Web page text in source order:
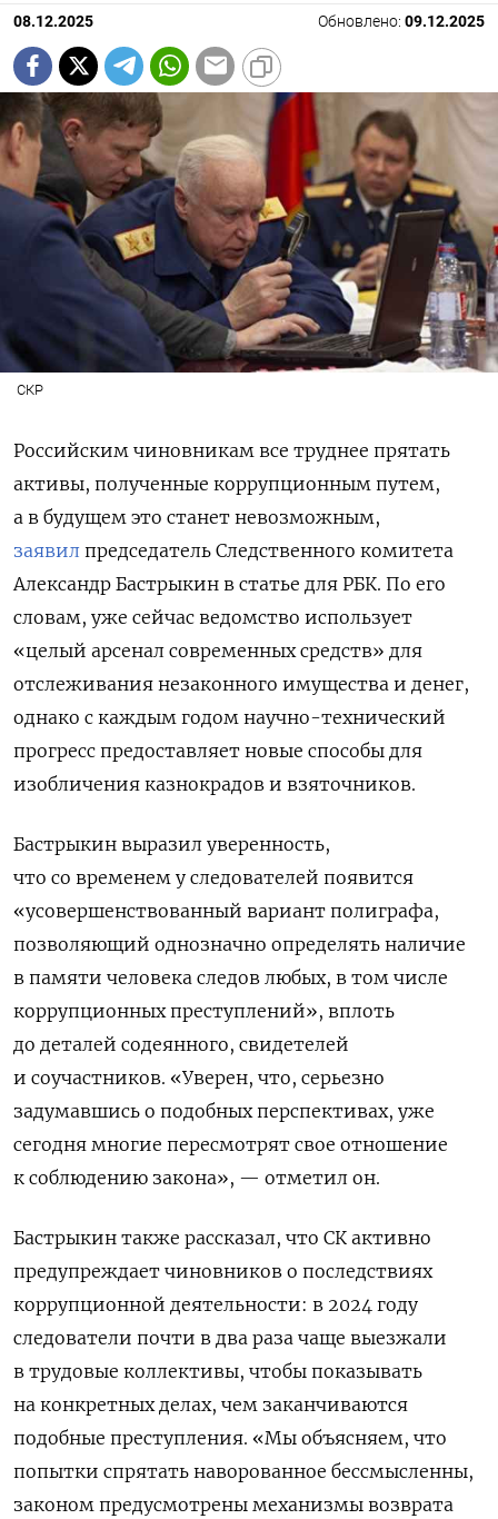
08.12.2025 Обновлено: 09.12.2025
СКР
Российским чиновникам все труднее прятать
активы, полученные коррупционным путем,
а в будущем это станет невозможным,
заявил председатель Следственного комитета
Александр Бастрыкин в статье для РБК. По его
словам, уже сейчас ведомство использует
«целый арсенал современных средств» для
отслеживания незаконного имущества и денег,
однако с каждым годом научно-технический
прогресс предоставляет новые способы для
изобличения казнокрадов и взяточников.
Бастрыкин выразил уверенность,
что со временем у следователей появится
«усовершенствованный вариант полиграфа,
позволяющий однозначно определять наличие
в памяти человека следов любых, в том числе
коррупционных преступлений», вплоть
до деталей содеянного, свидетелей
и соучастников. «Уверен, что, серьезно
задумавшись о подобных перспективах, уже
сегодня многие пересмотрят свое отношение
к соблюдению закона», — отметил он.
Бастрыкин также рассказал, что СК активно
предупреждает чиновников о последствиях
коррупционной деятельности: в 2024 году
следователи почти в два раза чаще выезжали
в трудовые коллективы, чтобы показывать
на конкретных делах, чем заканчиваются
подобные преступления. «Мы объясняем, что
попытки спрятать наворованное бессмысленны,
законом предусмотрены механизмы возврата